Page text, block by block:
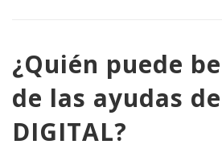
¿Quién puede
de las ayudas
DIGITAL?